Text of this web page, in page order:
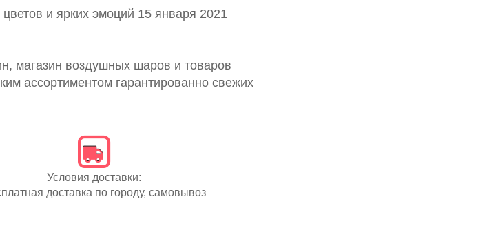
и ярких эмоций 15 января 2021
магазин воздушных шаров и товаров
ассортиментом гарантированно свежих
Условия доставки:
доставка по городу, самовывоз